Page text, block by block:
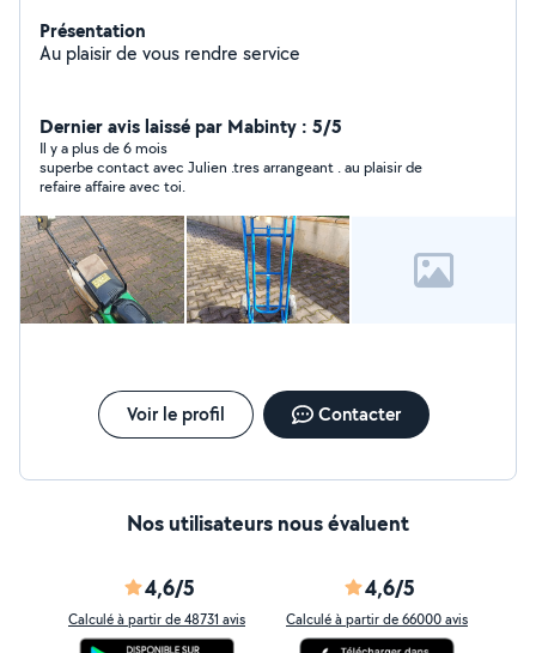
Présentation
Au plaisir de vous rendre service
Dernier avis laissé par Mabinty : 5/5
Il y a plus de 6 mois
superbe contact avec Julien .tres arrangeant . au plaisir de
refaire affaire avec toi.
Voir le profil Contacter
Nos utilisateurs nous évaluent
4,6/5
Calculé à partir de 48731 avis
4,6/5
Calculé à partir de 66000 avis